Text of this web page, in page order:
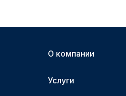
О компании
Услуги